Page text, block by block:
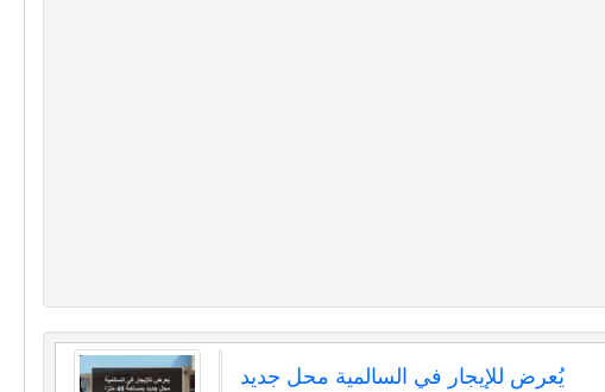
يُعرض للإيجار في السالمية محل جديد